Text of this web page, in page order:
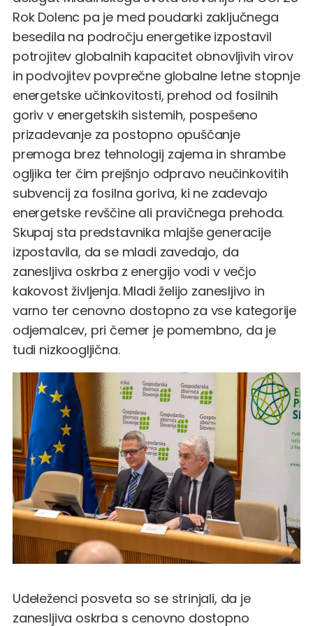
Rok Dolenc pa je med poudarki zaključnega
besedila na področju energetike izpostavil
potrojitev globalnih kapacitet obnovljivih virov
in podvojitev povprečne globalne letne stopnje
energetske učinkovitosti, prehod od fosilnih
goriv v energetskih sistemih, pospešeno
prizadevanje za postopno opuščanje
premoga brez tehnologij zajema in shrambe
ogljika ter čim prejšnjo odpravo neučinkovitih
subvencij za fosilna goriva, ki ne zadevajo
energetske revščine ali pravičnega prehoda.
Skupaj sta predstavnika mlajše generacije
izpostavila, da se mladi zavedajo, da
zanesljiva oskrba z energijo vodi v večjo
kakovost življenja. Mladi želijo zanesljivo in
varno ter cenovno dostopno za vse kategorije
odjemalcev, pri čemer je pomembno, da je
tudi nizkoogljična.
Udeleženci posveta so se strinjali, da je
zanesljiva oskrba s cenovno dostopno